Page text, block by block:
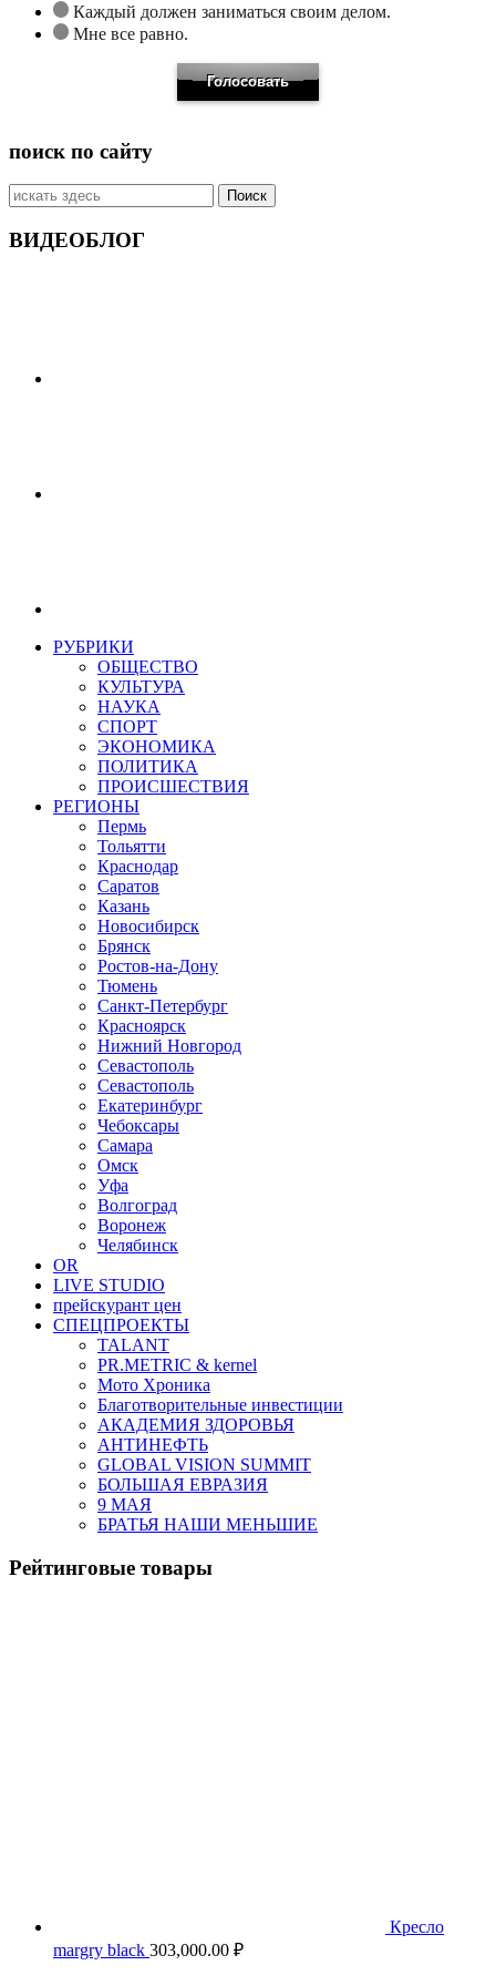
Каждый должен заниматься своим делом.
Мне все равно.
поиск по сайту
Искать:
ВИДЕОБЛОГ
РУБРИКИ
ОБЩЕСТВО
КУЛЬТУРА
НАУКА
СПОРТ
ЭКОНОМИКА
ПОЛИТИКА
ПРОИСШЕСТВИЯ
РЕГИОНЫ
Пермь
Тольятти
Краснодар
Саратов
Казань
Новосибирск
Брянск
Ростов-на-Дону
Тюмень
Санкт-Петербург
Красноярск
Нижний Новгород
Севастополь
Севастополь
Екатеринбург
Чебоксары
Самара
Омск
Уфа
Волгоград
Воронеж
Челябинск
OR
LIVE STUDIO
прейскурант цен
СПЕЦПРОЕКТЫ
TALANT
PR.METRIC & kernel
Мото Хроника
Благотворительные инвестиции
АКАДЕМИЯ ЗДОРОВЬЯ
АНТИНЕФТЬ
GLOBAL VISION SUMMIT
БОЛЬШАЯ ЕВРАЗИЯ
9 МАЯ
БРАТЬЯ НАШИ МЕНЬШИЕ
Рейтинговые товары
Кресло
margry black 303,000.00 ₽